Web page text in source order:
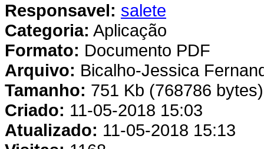
Responsavel: salete
Categoria: Aplicação
Formato: Documento PDF
Arquivo: Bicalho-Jessica
Tamanho: 751 Kb (768786 bytes)
Criado: 11-05-2018 15:03
Atualizado: 11-05-2018 15:13